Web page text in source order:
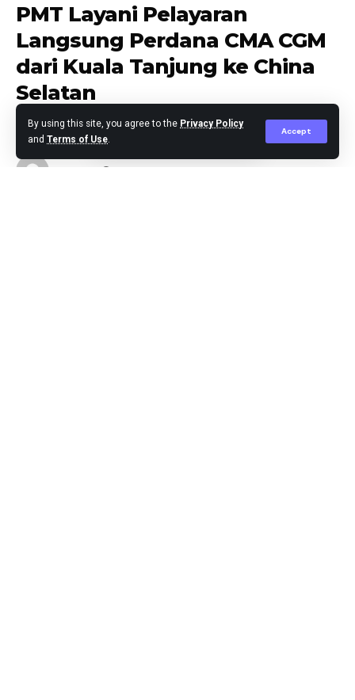
By using this site, you agree to the Privacy Policy
and Terms of Use.
Accept
PMT Layani Pelayaran
Langsung Perdana CMA CGM
dari Kuala Tanjung ke China
Selatan